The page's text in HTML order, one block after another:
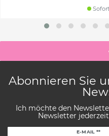
Abonnieren Sie
Ich möchte den
Newsletter
E-MAIL **